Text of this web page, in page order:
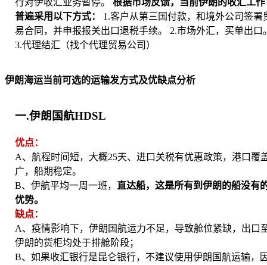
普遍采用以下方式：
1.客户从第三国付款，和境外公司签署
易合同，并申报报关出口退税手续。 2.市场外汇，买单出口
3.代理结汇（找个代理贸易公司）
伊朗海运当前可选的运输发方式及优缺点分析
一.伊朗国航HDSL
优点：
A、航程时间短，大概25天、进口关税有优惠政策，港口覆
广，船期稳定。
B、伊航平均一周一班， 直达船，这是所有到伊朗的船没有
优势。
缺点：
A、疫情影响下，伊朗国航运力不足，导致舱位紧缺，出口
伊朗的货柜均处于排舱阶段；
B、如果收汇银行是昆仑银行，不建议使用伊朗国航运输，